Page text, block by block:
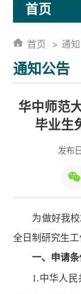
首页
通知公告
首页 通
华中师范
毕业生
发布
为做好我
全日制研究生工
一、 申请条
1.中华人